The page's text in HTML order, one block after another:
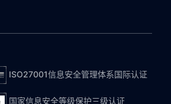
ISO27001信息安全管理体系国际认证
国家信息安全等级保护三级认证